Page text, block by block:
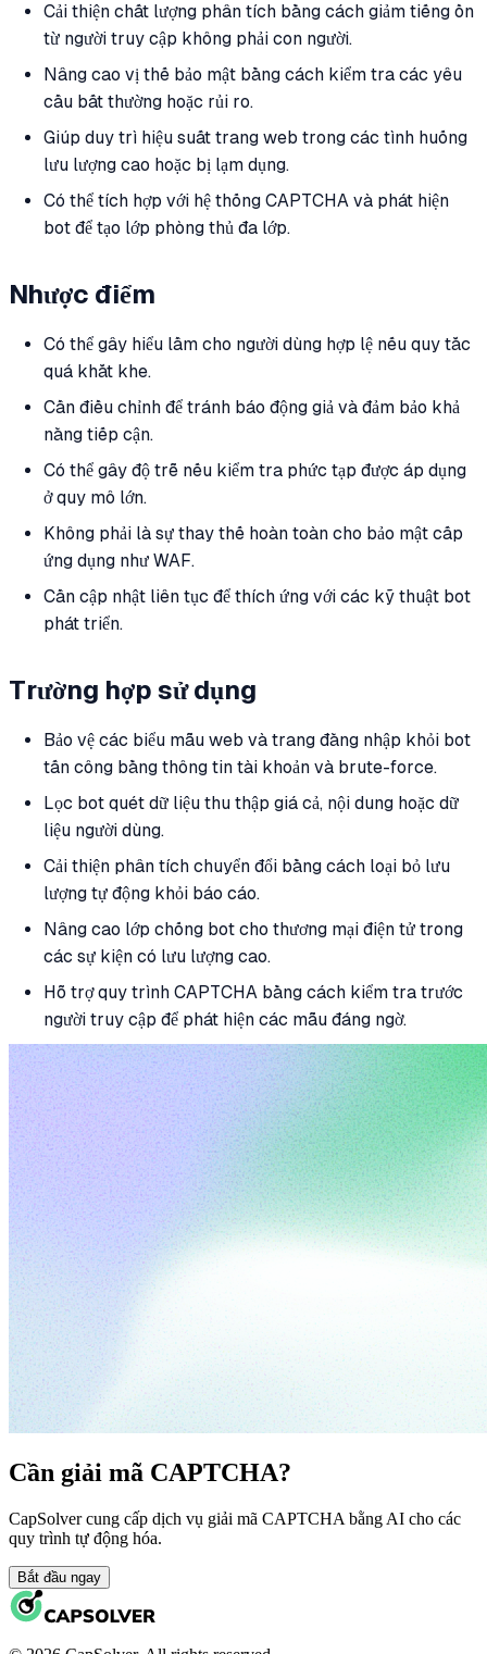
Cải thiện chất lượng phân tích bằng cách giảm tiếng ồn
từ người truy cập không phải con người.
Nâng cao vị thế bảo mật bằng cách kiểm tra các yêu
cầu bất thường hoặc rủi ro.
Giúp duy trì hiệu suất trang web trong các tình huống
lưu lượng cao hoặc bị lạm dụng.
Có thể tích hợp với hệ thống CAPTCHA và phát hiện
bot để tạo lớp phòng thủ đa lớp.
Nhược điểm
Có thể gây hiểu lầm cho người dùng hợp lệ nếu quy tắc
quá khắt khe.
Cần điều chỉnh để tránh báo động giả và đảm bảo khả
năng tiếp cận.
Có thể gây độ trễ nếu kiểm tra phức tạp được áp dụng
ở quy mô lớn.
Không phải là sự thay thế hoàn toàn cho bảo mật cấp
ứng dụng như WAF.
Cần cập nhật liên tục để thích ứng với các kỹ thuật bot
phát triển.
Trường hợp sử dụng
Bảo vệ các biểu mẫu web và trang đăng nhập khỏi bot
tấn công bằng thông tin tài khoản và brute-force.
Lọc bot quét dữ liệu thu thập giá cả, nội dung hoặc dữ
liệu người dùng.
Cải thiện phân tích chuyển đổi bằng cách loại bỏ lưu
lượng tự động khỏi báo cáo.
Nâng cao lớp chống bot cho thương mại điện tử trong
các sự kiện có lưu lượng cao.
Hỗ trợ quy trình CAPTCHA bằng cách kiểm tra trước
người truy cập để phát hiện các mẫu đáng ngờ.
Cần giải mã CAPTCHA?
CapSolver cung cấp dịch vụ giải mã CAPTCHA bằng AI cho các
quy trình tự động hóa.
Bắt đầu ngay